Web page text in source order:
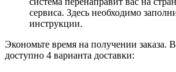
сервиса. Здесь необходимо
инструкции.
Экономьте время на получении заказа.
доступно 4 варианта доставки: